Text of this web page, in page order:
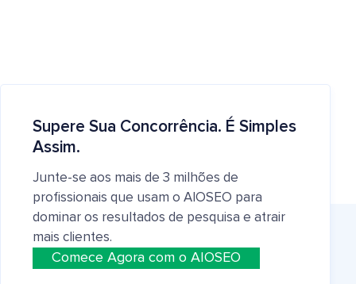
Supere Sua Concorrência. É Simples
Assim.
Junte-se aos mais de 3 milhões de
profissionais que usam o AIOSEO para
dominar os resultados de pesquisa e atrair
mais clientes.
Comece Agora com o AIOSEO